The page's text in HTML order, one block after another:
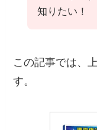
知りたい！
この記事では、
す。